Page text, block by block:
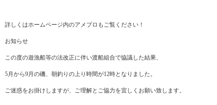
詳しくはホームページ内のアメブロもご覧ください！
お知らせ
この度の遊漁船等の法改正に伴い渡船組合で協議した結果、
5月から9月の磯、朝釣りの上り時間が12時となりました。
ご迷惑をお掛けしますが、ご理解とご協力を宜しくお願い致します。